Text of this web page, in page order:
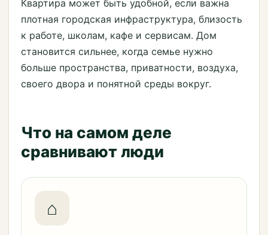
Квартира может быть удобной, если важна
плотная городская инфраструктура, близость
к работе, школам, кафе и сервисам. Дом
становится сильнее, когда семье нужно
больше пространства, приватности, воздуха,
своего двора и понятной среды вокруг.
Что на самом деле
сравнивают люди
⌂